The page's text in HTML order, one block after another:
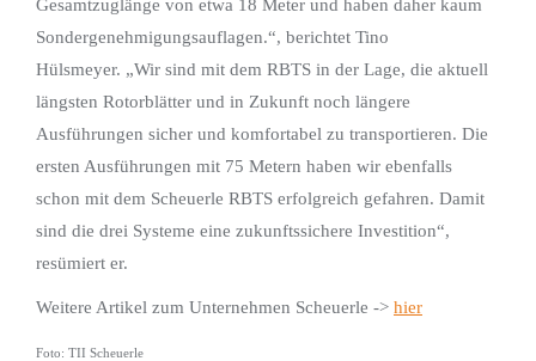
Gesamtzuglänge von etwa 18 Meter und haben daher kaum
Sondergenehmigungsauflagen.“, berichtet Tino
Hülsmeyer. „Wir sind mit dem RBTS in der Lage, die aktuell
längsten Rotorblätter und in Zukunft noch längere
Ausführungen sicher und komfortabel zu transportieren. Die
ersten Ausführungen mit 75 Metern haben wir ebenfalls
schon mit dem Scheuerle RBTS erfolgreich gefahren. Damit
sind die drei Systeme eine zukunftssichere Investition“,
resümiert er.
Weitere Artikel zum Unternehmen Scheuerle -> hier
Foto: TII Scheuerle